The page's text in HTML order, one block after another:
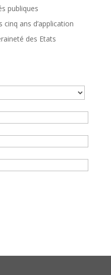
publiques
cinq ans d’application
des Etats